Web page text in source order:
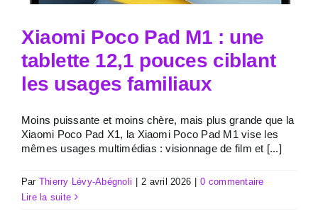
Xiaomi Poco Pad M1 : une
tablette 12,1 pouces ciblant
les usages familiaux
Moins puissante et moins chère, mais plus grande que la
Xiaomi Poco Pad X1, la Xiaomi Poco Pad M1 vise les
mêmes usages multimédias : visionnage de film et [...]
Par Thierry Lévy-Abégnoli 2 avril 2026
0 commentaire
Lire la suite